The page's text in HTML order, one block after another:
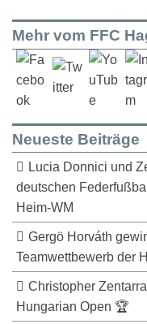
Mehr vom FFC
Neueste Beiträge
Lucia Donnici und
deutschen
Heim-WM
Gergö Horváth
Teamwettbewerb der
Christopher
Hungarian Open 🏆